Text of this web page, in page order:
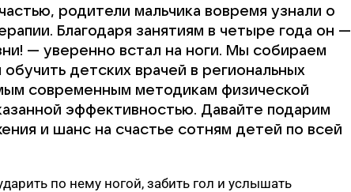
родители мальчика вовремя узнали о
Благодаря занятиям в четыре года он —
— уверенно встал на ноги. Мы собираем
обучить детских врачей в региональных
современным методикам физической
эффективностью. Давайте подарим
и шанс на счастье сотням детей по всей
по нему ногой, забить гол и услышать